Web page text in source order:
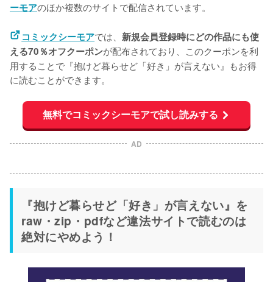
ーモアのほか複数のサイトで配信されています。
コミックシーモアでは、 新規会員登録時にどの作品にも使
える70％オフクーポンが配布されており、このクーポンを利
用することで『抱けど暮らせど「好き」が言えない』もお得
に読むことができます。
無料でコミックシーモアで試し読みする
AD
『抱けど暮らせど「好き」が言えない』を
raw・zip・pdfなど違法サイトで読むのは
絶対にやめよう！